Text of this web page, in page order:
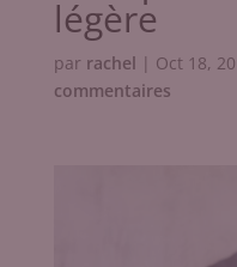
légère
par rachel | Oct 18,
commentaires